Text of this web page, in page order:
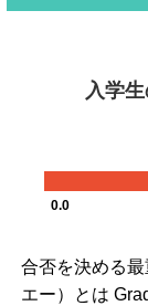
入学
0.0
合否を決める
エー）とは